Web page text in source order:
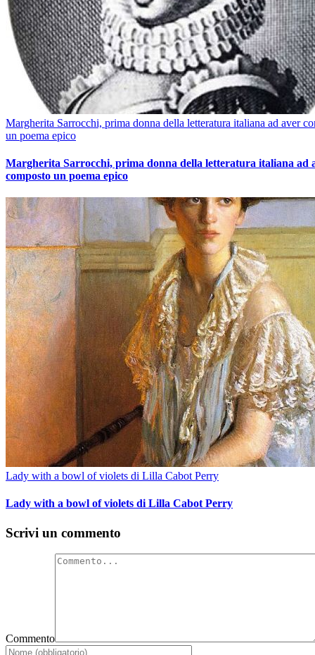
Margherita Sarrocchi, prima donna della letteratura italiana ad aver
un poema epico
Margherita Sarrocchi, prima donna della letteratura italiana ad
composto un poema epico
Lady with a bowl of violets di Lilla Cabot Perry
Lady with a bowl of violets di Lilla Cabot Perry
Scrivi un commento
Commento